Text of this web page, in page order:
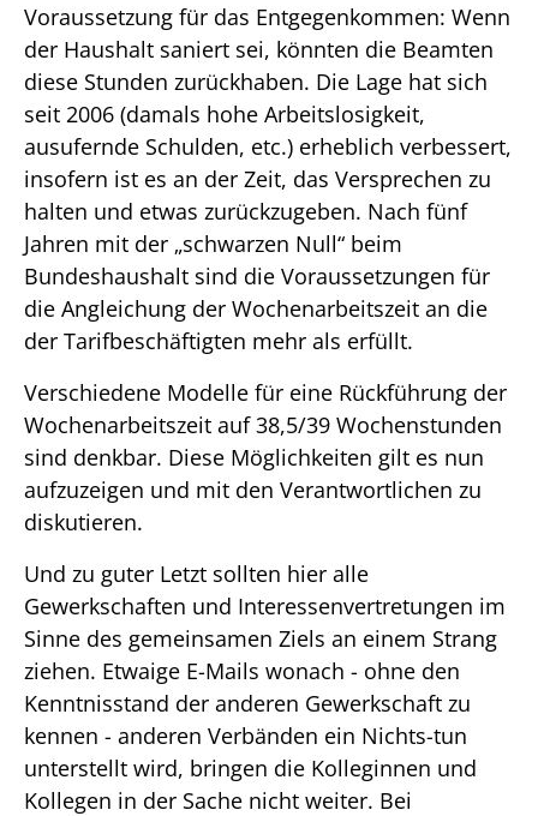
Voraussetzung für das Entgegenkommen: Wenn
der Haushalt saniert sei, könnten die Beamten
diese Stunden zurückhaben. Die Lage hat sich
seit 2006 (damals hohe Arbeitslosigkeit,
ausufernde Schulden, etc.) erheblich verbessert,
insofern ist es an der Zeit, das Versprechen zu
halten und etwas zurückzugeben. Nach fünf
Jahren mit der „schwarzen Null“ beim
Bundeshaushalt sind die Voraussetzungen für
die Angleichung der Wochenarbeitszeit an die
der Tarifbeschäftigten mehr als erfüllt.
Verschiedene Modelle für eine Rückführung der
Wochenarbeitszeit auf 38,5/39 Wochenstunden
sind denkbar. Diese Möglichkeiten gilt es nun
aufzuzeigen und mit den Verantwortlichen zu
diskutieren.
Und zu guter Letzt sollten hier alle
Gewerkschaften und Interessenvertretungen im
Sinne des gemeinsamen Ziels an einem Strang
ziehen. Etwaige E-Mails wonach - ohne den
Kenntnisstand der anderen Gewerkschaft zu
kennen - anderen Verbänden ein Nichts-tun
unterstellt wird, bringen die Kolleginnen und
Kollegen in der Sache nicht weiter. Bei